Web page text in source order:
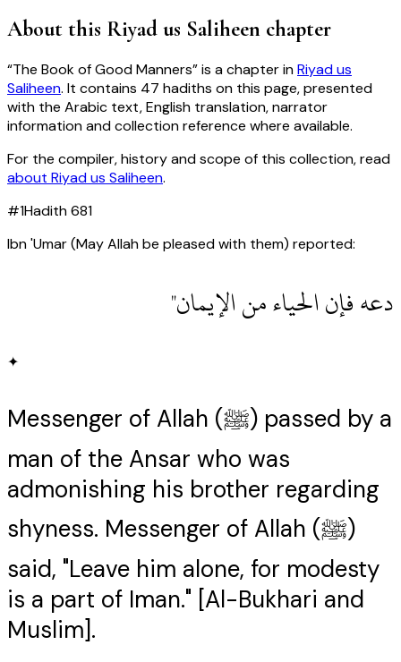
About this Riyad us Saliheen chapter
“The Book of Good Manners” is a chapter inRiyad us
Saliheen. It contains 47 hadiths on this page, presented
with the Arabic text, English translation, narrator
information and collection reference where available.
For the compiler, history and scope of this collection, read
about Riyad us Saliheen.
#1Hadith681
Ibn 'Umar (May Allah be pleased with them) reported:
دعه فإن الحياء من الإيمان"
✦
Messenger of Allah (ﷺ) passed by a
man of the Ansar who was
admonishing his brother regarding
shyness. Messenger of Allah (ﷺ)
said, "Leave him alone, for modesty
is a part of Iman." [Al-Bukhari and
Muslim].